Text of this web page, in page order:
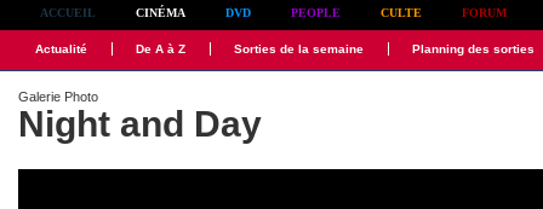
ACCUEIL CINÉMA DVD PEOPLE CULTE FORUM
Actualité De A à Z Sorties de la semaine Planning des sorties
Galerie Photo
Night and Day